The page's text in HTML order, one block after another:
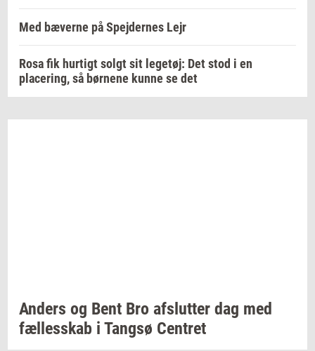
Med bæverne på Spejdernes Lejr
Rosa fik hurtigt solgt sit legetøj: Det stod i en
placering, så børnene kunne se det
An­ders og Bent Bro af­slut­ter dag med
fæl­les­skab i Tangsø Cen­tret